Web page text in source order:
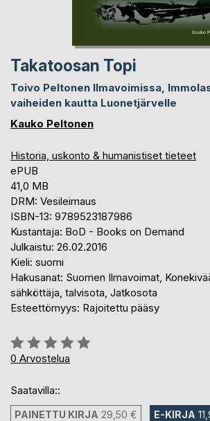
Takatoosan Topi
Toivo Peltonen Ilmavoimissa,
vaiheiden kautta Luonetjärvelle
Kauko Peltonen
Historia, uskonto & humanistiset tieteet
ePUB
41,0 MB
DRM: Vesileimaus
ISBN-13: 9789523187986
Kustantaja: BoD - Books on Demand
Julkaistu: 26.02.2016
Kieli: suomi
Hakusanat: Suomen Ilmavoimat,
sähköttäja, talvisota, Jatkosota
Esteettömyys: Rajoitettu pääsy
Arvostelu::
0%
0 Arvostelua
Saatavilla::
PAINETTU KIRJA 29,50 € E-KIRJA